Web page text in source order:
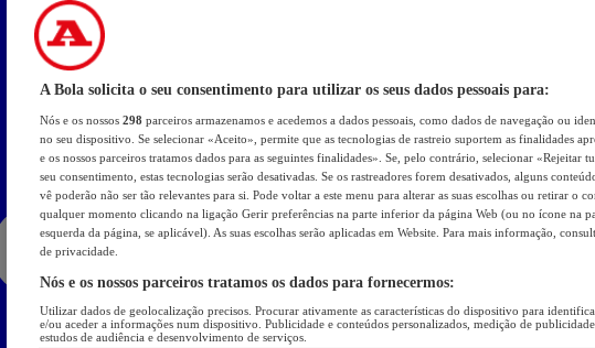
A Bola solicita o seu consentimento para utilizar os seus dados pessoais para:
Nós e os nossos 298 parceiros armazenamos e acedemos a dados pessoais, como dados de navegação ou
no seu dispositivo. Se selecionar «Aceito», permite que as tecnologias de rastreio suportem as finalidades
e os nossos parceiros tratamos dados para as seguintes finalidades». Se, pelo contrário, selecionar «Rejeitar
seu consentimento, estas tecnologias serão desativadas. Se os rastreadores forem desativados, alguns
vê poderão não ser tão relevantes para si. Pode voltar a este menu para alterar as suas escolhas ou retirar o
qualquer momento clicando na ligação Gerir preferências na parte inferior da página Web (ou no ícone na
esquerda da página, se aplicável). As suas escolhas serão aplicadas em Website. Para mais informação,
de privacidade.
Nós e os nossos parceiros tratamos os dados para fornecermos:
Utilizar dados de geolocalização precisos. Procurar ativamente as características do dispositivo para
e/ou aceder a informações num dispositivo. Publicidade e conteúdos personalizados, medição de publicidade
estudos de audiência e desenvolvimento de serviços.